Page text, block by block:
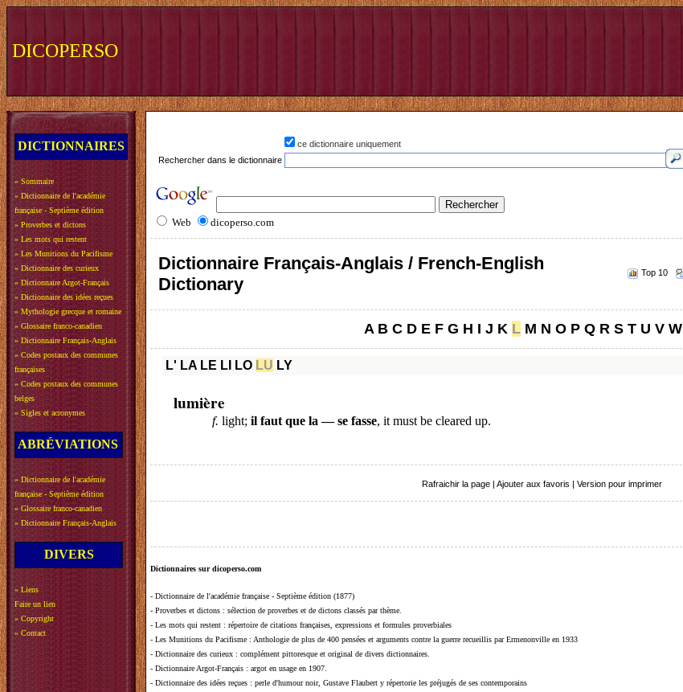
DICOPERSO
DICTIONNAIRES
» Sommaire
» Dictionnaire de l'académie
française - Septième édition
» Proverbes et dictons
» Les mots qui restent
» Les Munitions du Pacifisme
» Dictionnaire des curieux
» Dictionnaire Argot-Français
» Dictionnaire des idées reçues
» Mythologie grecque et romaine
» Glossaire franco-canadien
» Dictionnaire Français-Anglais
» Codes postaux des communes
françaises
» Codes postaux des communes
belges
» Sigles et acronymes
ABRÉVIATIONS
» Dictionnaire de l'académie
française - Septième édition
» Glossaire franco-canadien
» Dictionnaire Français-Anglais
DIVERS
» Liens
Faire un lien
» Copyright
» Contact
ce dictionnaire uniquement
Rechercher dans le dictionnaire
Web dicoperso.com
Dictionnaire Français-Anglais / French-English
Dictionary
Top 10
A B C D E F G H I J K L M N O P Q R S T U V W
L' LA LE LI LO LU LY
lumière
f. light;il faut que la — se fasse, it must be cleared up.
Rafraichir la page | Ajouter aux favoris | Version pour imprimer
Dictionnaires sur dicoperso.com
- Dictionnaire de l'académie française - Septième édition (1877)
- Proverbes et dictons : sélection de proverbes et de dictons classés par thème.
- Les mots qui restent : répertoire de citations françaises, expressions et formules proverbiales
- Les Munitions du Pacifisme : Anthologie de plus de 400 pensées et arguments contre la guerre recueillis par Ermenonville en 1933
- Dictionnaire des curieux : complément pittoresque et original de divers dictionnaires.
- Dictionnaire Argot-Français : argot en usage en 1907.
- Dictionnaire des idées reçues : perle d'humour noir, Gustave Flaubert y répertorie les préjugés de ses contemporains